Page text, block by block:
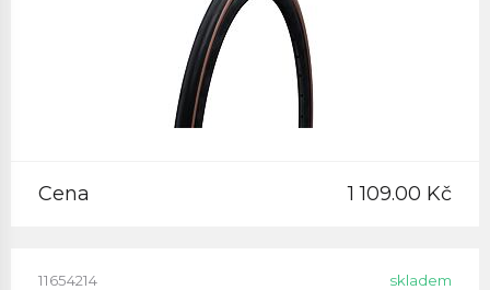
Cena 1 109.00 Kč
11654214 skladem